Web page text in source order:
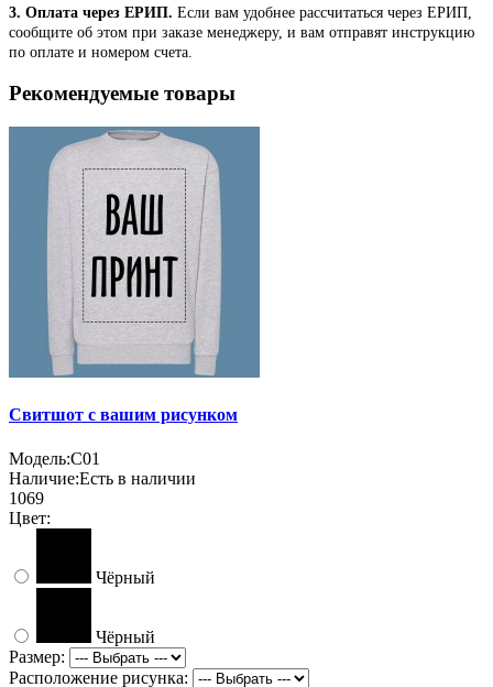
3. Оплата через ЕРИП. Если вам удобнее рассчитаться через ЕРИП,
сообщите об этом при заказе менеджеру, и вам отправят инструкцию
по оплате и номером счета.
Рекомендуемые товары
Свитшот с вашим рисунком
Модель:С01
Наличие:Есть в наличии
1069
Цвет:
Чёрный
Чёрный
Размер:
Расположение рисунка: